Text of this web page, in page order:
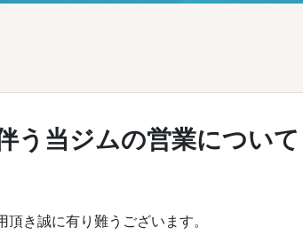
う当ジムの営業について
き誠に有り難うございます。